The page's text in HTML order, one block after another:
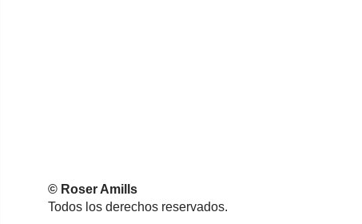
© Roser Amills
Todos los derechos reservados.